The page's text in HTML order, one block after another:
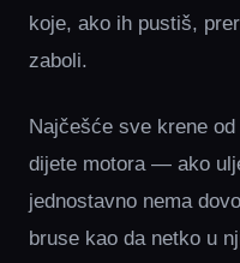
koje, ako ih pustiš,
zaboli.
Najčešće sve krene od
dijete motora — ako
jednostavno nema
bruse kao da netko u